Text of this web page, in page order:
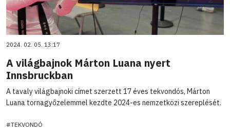
2024. 02. 05. 13:17
A világbajnok Márton Luana nyert
Innsbruckban
A tavaly világbajnoki címet szerzett 17 éves tekvondós, Márton
Luana tornagyőzelemmel kezdte 2024-es nemzetközi szereplését.
#TEKVONDÓ